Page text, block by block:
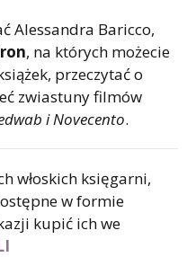
Alessandra Baricco,
, na których możecie
przeczytać o
zwiastuny filmów
i Novecento.
włoskich księgarni,
w formie
kupić ich we